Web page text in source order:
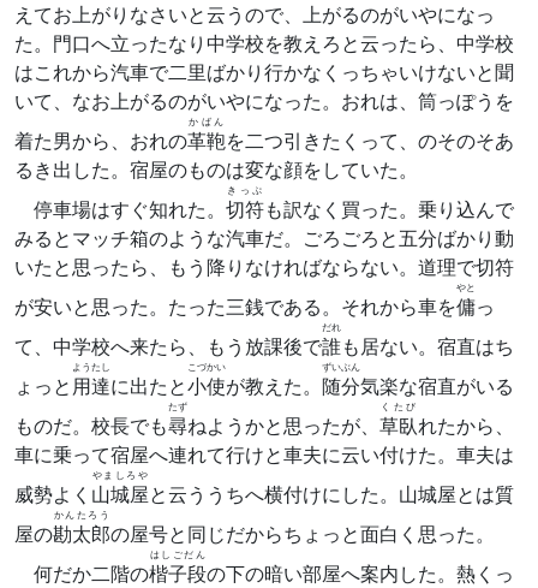
えてお上がりなさいと云うので、上がるのがいやになっ
た。門口へ立ったなり中学校を教えろと云ったら、中学校
はこれから汽車で二里ばかり行かなくっちゃいけないと聞
いて、なお上がるのがいやになった。おれは、筒っぽうを
着た男から、おれの革鞄
かばん
を二つ引きたくって、のそのそあ
るき出した。宿屋のものは変な顔をしていた。
停車場はすぐ知れた。 切符
きっぷ
も訳なく買った。乗り込んで
みるとマッチ箱のような汽車だ。ごろごろと五分ばかり動
いたと思ったら、もう降りなければならない。道理で切符
が安いと思った。たった三銭である。それから車を傭
やと
っ
て、中学校へ来たら、もう放課後で誰
だれ
も居ない。宿直はち
ょっと用達
ようたし
に出たと小使
こづかい
が教えた。 随分
ずいぶん
気楽な宿直がいる
ものだ。校長でも尋
たず
ねようかと思ったが、 草臥
くたび
れたから、
車に乗って宿屋へ連れて行けと車夫に云い付けた。車夫は
威勢よく 山城屋
やましろや
と云ううちへ横付けにした。山城屋とは質
屋の勘太郎
かんたろう
の屋号と同じだからちょっと面白く思った。
何だか二階の楷子段
はしごだん
の下の暗い部屋へ案内した。熱くっ